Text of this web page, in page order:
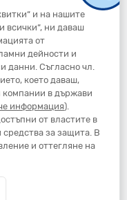
и на нашите
всички“, ни даваш
от
дейности и
данни. Съгласно чл.
което даваш,
компании в държави
информация).
от властите в
за защита. В
и оттегляне на